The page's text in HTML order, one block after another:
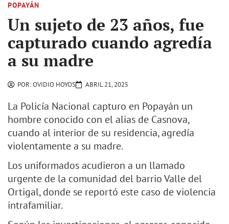
POPAYÁN
Un sujeto de 23 años, fue
capturado cuando agredía
a su madre
POR:OVIDIO HOYOS ABRIL 21, 2025
La Policía Nacional capturo en Popayán un
hombre conocido con el alias de Casnova,
cuando al interior de su residencia, agredía
violentamente a su madre.
Los uniformados acudieron a un llamado
urgente de la comunidad del barrio Valle del
Ortigal, donde se reportó este caso de violencia
intrafamiliar.